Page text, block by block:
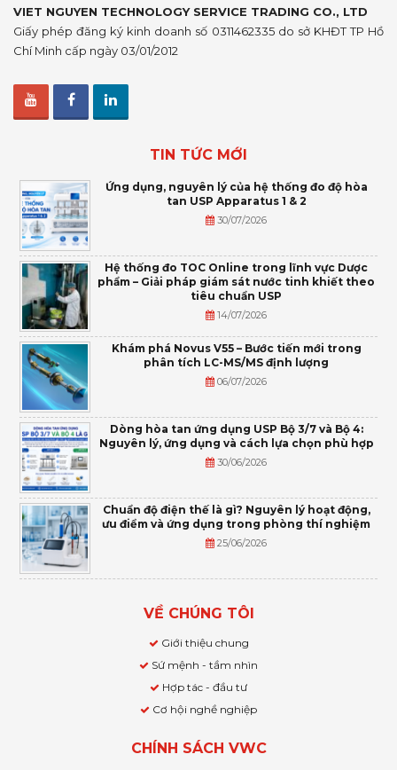
VIET NGUYEN TECHNOLOGY SERVICE TRADING CO., LTD
Giấy phép đăng ký kinh doanh số 0311462335 do sở KHĐT TP Hồ
Chí Minh cấp ngày 03/01/2012
TIN TỨC MỚI
Ứng dụng, nguyên lý của hệ thống đo độ hòa
tan USP Apparatus 1 & 2
30/07/2026
Hệ thống đo TOC Online trong lĩnh vực Dược
phẩm – Giải pháp giám sát nước tinh khiết theo
tiêu chuẩn USP
14/07/2026
Khám phá Novus V55 – Bước tiến mới trong
phân tích LC-MS/MS định lượng
06/07/2026
Dòng hòa tan ứng dụng USP Bộ 3/7 và Bộ 4:
Nguyên lý, ứng dụng và cách lựa chọn phù hợp
30/06/2026
Chuẩn độ điện thế là gì? Nguyên lý hoạt động,
ưu điểm và ứng dụng trong phòng thí nghiệm
25/06/2026
VỀ CHÚNG TÔI
Giới thiệu chung
Sứ mệnh - tầm nhìn
Hợp tác - đầu tư
Cơ hội nghề nghiệp
CHÍNH SÁCH VWC